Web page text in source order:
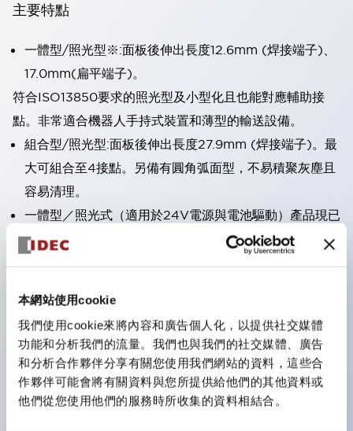
本網站使用cookie
我們使用cookie來將內容和廣告個人化，以提供社交媒體
功能和分析我們的流量。我們也與我們的社交媒體、廣告
和分析合作夥伴分享有關您使用我們網站的資料，這些合
作夥伴可能會將有關資料與您所提供給他們的其他資料或
他們從您使用他們的服務時所收集的資料相結合。
主要特點
一體型/照光型※:面板後伸出長度12.6mm (焊接端子)、
17.0mm(扁平端子)。
符合ISO13850要求的照光型及小型化且也能對應輔助接
點。非常適合機器人手持式裝置和薄型的輸送設備。
組合型/照光型:面板後伸出長度27.9mm (焊接端子)。最
大可組合至4接點。另備有圓角弧面型，不易積聚灰塵且
容易清理。
一體型／照光式（適用於24V電源與電池驅動）產品現已
上市。
安全鎖定結構（IEC60947-5-5；6.2項）。
保護等級：IP65、IP67※（IEC60529）、
IP69K※(ISO20653)、UL Type 4X※
※2024年1月販售機種